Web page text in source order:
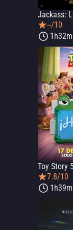
--/10
Toy Story
7.8/10